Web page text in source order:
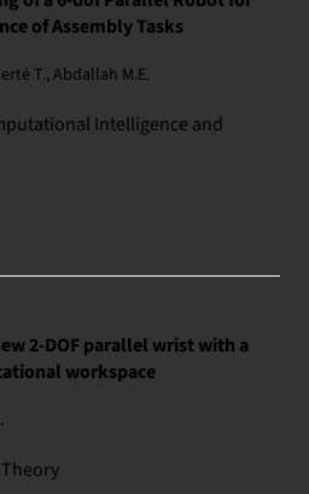
of Assembly Tasks
T., Abdallah M.E.
Intelligence and
2-DOF parallel wrist with a
workspace